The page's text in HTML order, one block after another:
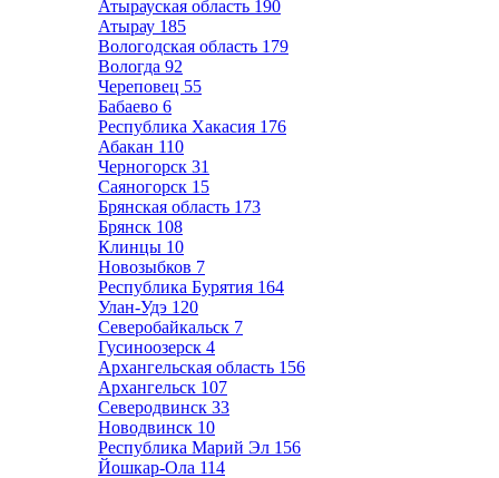
Атырауская область 190
Атырау 185
Вологодская область 179
Вологда 92
Череповец 55
Бабаево 6
Республика Хакасия 176
Абакан 110
Черногорск 31
Саяногорск 15
Брянская область 173
Брянск 108
Клинцы 10
Новозыбков 7
Республика Бурятия 164
Улан-Удэ 120
Северобайкальск 7
Гусиноозерск 4
Архангельская область 156
Архангельск 107
Северодвинск 33
Новодвинск 10
Республика Марий Эл 156
Йошкар-Ола 114